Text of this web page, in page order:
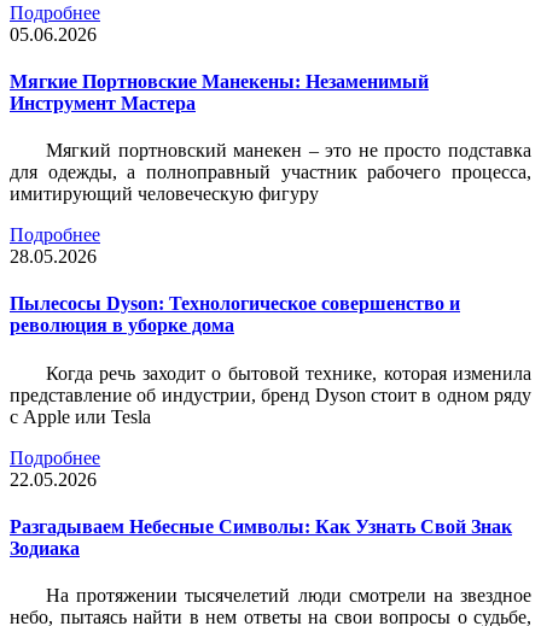
Подробнее
05.06.2026
Мягкие Портновские Манекены: Незаменимый
Инструмент Мастера
Мягкий портновский манекен – это не просто подставка
для одежды, а полноправный участник рабочего процесса,
имитирующий человеческую фигуру
Подробнее
28.05.2026
Пылесосы Dyson: Технологическое совершенство и
революция в уборке дома
Когда речь заходит о бытовой технике, которая изменила
представление об индустрии, бренд Dyson стоит в одном ряду
с Apple или Tesla
Подробнее
22.05.2026
Разгадываем Небесные Символы: Как Узнать Свой Знак
Зодиака
На протяжении тысячелетий люди смотрели на звездное
небо, пытаясь найти в нем ответы на свои вопросы о судьбе,